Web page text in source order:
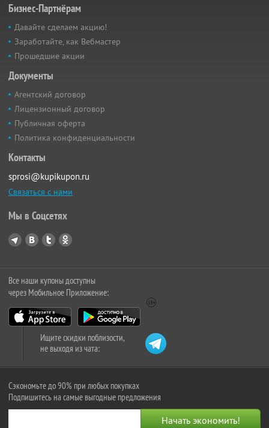
Бизнес-Партнёрам
Давайте сделаем акцию!
Заработайте, как Вебмастер
Прошедшие акции
Документы
Агентский договор
Лицензионный договор
Публичная оферта
Политика конфиденциальности
Контакты
sprosi@kupikupon.ru
Связаться с нами
Мы в Соцсетях
Все наши купоны доступны
через Мобильное Приложение:
Ищите скидки поблизости,
не выходя из чата:
Сэкономьте до 90% при любых покупках
Подпишитесь на самые выгодные предложения